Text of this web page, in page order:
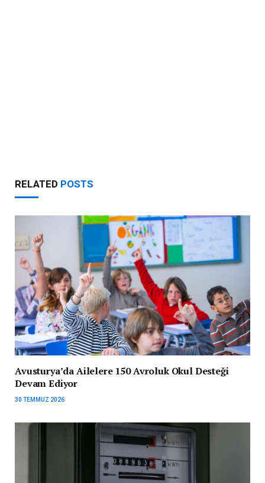
RELATED POSTS
Avusturya’da Ailelere 150 Avroluk Okul Desteği
Devam Ediyor
30 TEMMUZ 2026